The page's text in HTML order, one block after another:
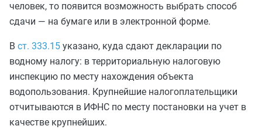
человек, то появится возможность выбрать способ
сдачи — на бумаге или в электронной форме.
В ст. 333.15 указано, куда сдают декларации по
водному налогу: в территориальную налоговую
инспекцию по месту нахождения объекта
водопользования. Крупнейшие налогоплательщики
отчитываются в ИФНС по месту постановки на учет в
качестве крупнейших.